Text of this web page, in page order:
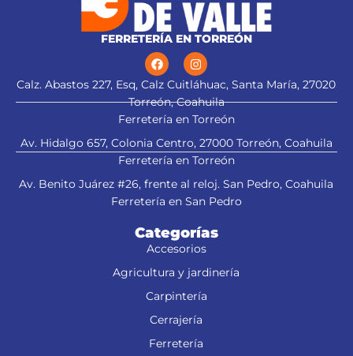
FERRETERÍA EN TORREÓN
Calz. Abastos 227, Esq, Calz Cuitláhuac, Santa María, 27020
Torreón, Coahuila
Ferretería en Torreón
Av. Hidalgo 657, Colonia Centro, 27000 Torreón, Coahuila
Ferretería en Torreón
Av. Benito Juárez #26, frente al reloj. San Pedro, Coahuila
Ferretería en San Pedro
Categorías
Accesorios
Agricultura y jardinería
Carpintería
Cerrajería
Ferretería